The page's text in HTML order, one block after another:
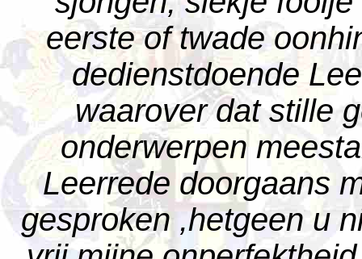
eerste of twade
dedienstdoende
waarover dat stille
onderwerpen
Leerrede doorgaans
gesproken ,hetgeen u